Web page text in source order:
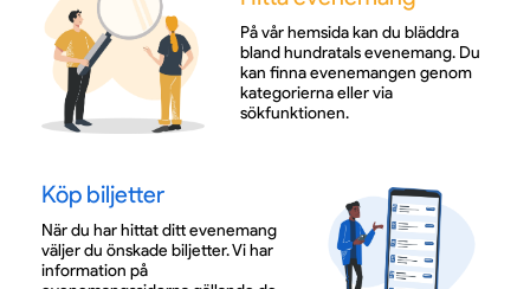
På vår hemsida kan du bläddra
bland hundratals evenemang. Du
kan finna evenemangen genom
kategorierna eller via
sökfunktionen.
Köp biljetter
När du har hittat ditt evenemang
väljer du önskade biljetter. Vi har
information på